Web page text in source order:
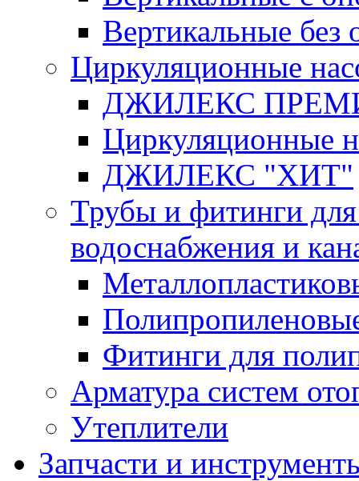
Вертикальные без
Циркуляционные
ДЖИЛЕКС
Циркуляционные
ДЖИЛЕКС "ХИТ"
Трубы и фитинги
водоснабжения и
Фитинги для
Арматура систем
Утеплители
Запчасти и